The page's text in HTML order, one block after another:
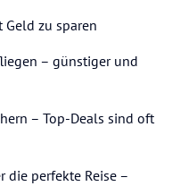
zu sparen
– günstiger und
– Top-Deals sind oft
die perfekte Reise –